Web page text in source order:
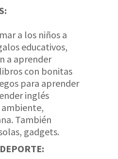
a los niños a
educativos,
a aprender
con bonitas
para aprender
inglés
También
gadgets.